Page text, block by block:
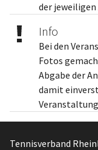
der jeweiligen
Info
Bei den
Fotos
Abgabe der
damit
Tennisverband